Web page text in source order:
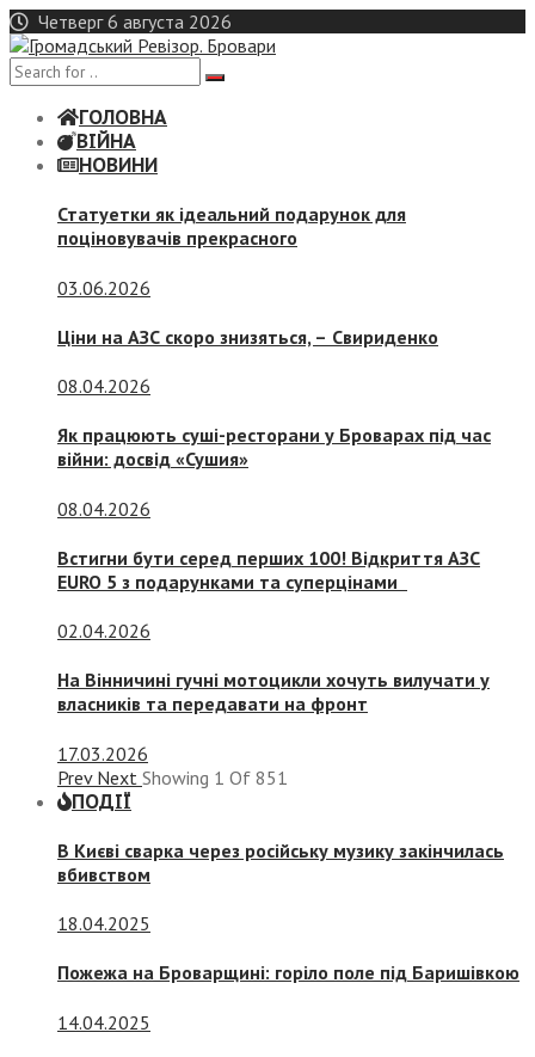
Skip
to
content
Четверг 6 августа 2026
ГОЛОВНА
ВІЙНА
НОВИНИ
Статуетки як ідеальний подарунок для
поціновувачів прекрасного
03.06.2026
Ціни на АЗС скоро знизяться, – Свириденко
08.04.2026
Як працюють суші-ресторани у Броварах під час
війни: досвід «Сушия»
08.04.2026
Встигни бути серед перших 100! Відкриття АЗС
EURO 5 з подарунками та суперцінами
02.04.2026
На Вінничині гучні мотоцикли хочуть вилучати у
власників та передавати на фронт
17.03.2026
Prev Next Showing 1 Of 851
ПОДІЇ
В Києві сварка через російську музику закінчилась
вбивством
18.04.2025
Пожежа на Броварщині: горіло поле під Баришівкою
14.04.2025